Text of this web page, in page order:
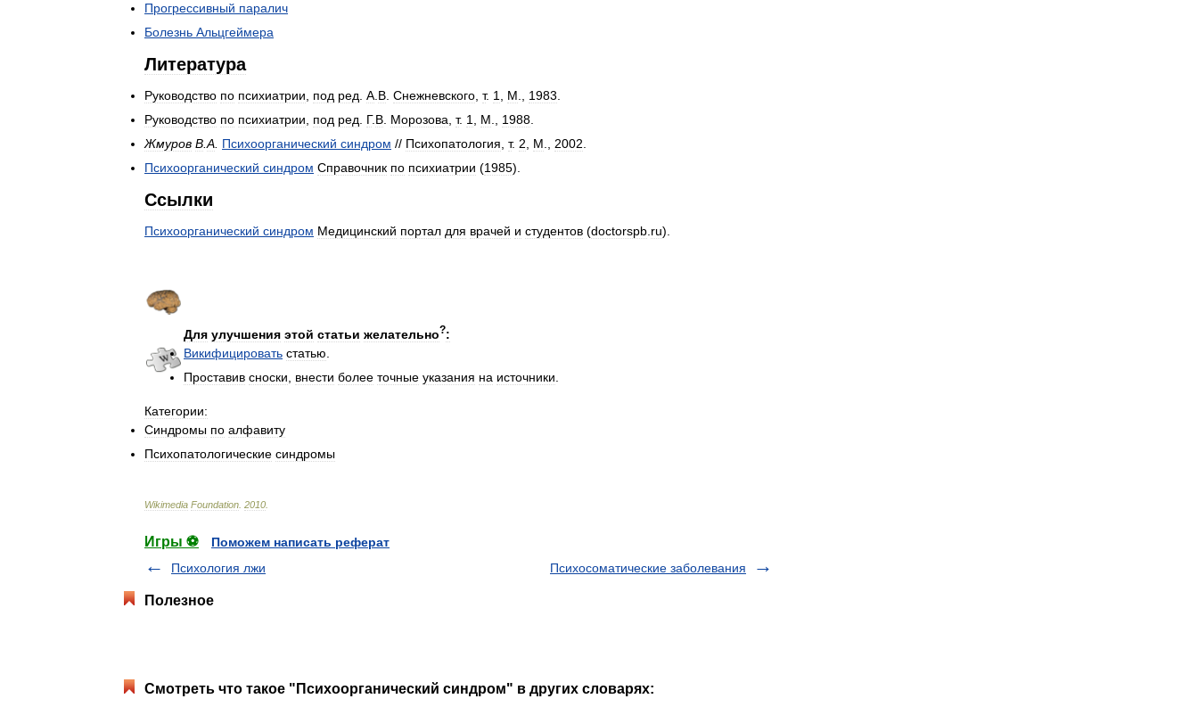
Прогрессивный паралич
Болезнь Альцгеймера
Литература
Руководство по психиатрии под ред А В Снежневского т. 1 М 1983
Руководство по психиатрии под ред Г.В Морозова т. 1 М 1988
Жмуров В А Психоорганический синдром // Психопатология т. 2 М 2002
Психоорганический синдром Справочник по психиатрии (1985).
Ссылки
Психоорганический синдром Медицинский портал для врачей и студентов (doctorspb ru).
Для улучшения этой статьи желательно?:
Викифицировать статью
Проставив сноски внести более точные указания на источники
Категории:
Синдромы по алфавиту
Психопатологические синдромы
Wikimedia Foundation 2010
Игры ⚽
Поможем написать реферат
Психология лжи
Психосоматические заболевания
Полезное
Смотреть что такое "Психоорганический синдром" в других словарях: